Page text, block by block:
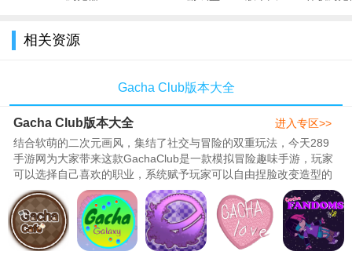
相关资源
Gacha Club版本大全
Gacha Club版本大全
结合软萌的二次元画风，集结了社交与冒险的双重玩法，今天289
手游网为大家带来这款GachaClub是一款模拟冒险趣味手游，玩家
可以选择自己喜欢的职业，系统赋予玩家可以自由捏脸改变造型的
能力，丰富的装扮系统也是可以..
进入专区>>